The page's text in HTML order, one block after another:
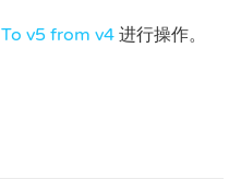
To v5 from v4 进行操作。